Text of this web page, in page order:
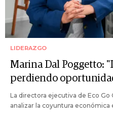
LIDERAZGO
Marina Dal Poggetto:
perdiendo
La directora ejecutiva de Eco
analizar la coyuntura económica